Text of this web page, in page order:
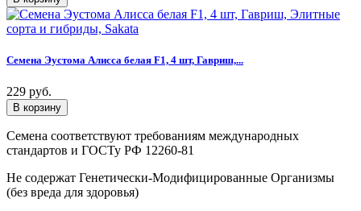
Семена Эустома Алисса белая F1, 4 шт, Гавриш,...
229 руб.
Семена соответствуют требованиям международных
стандартов и ГОСТу РФ 12260-81
Не содержат Генетически-Модифицированные Организмы
(без вреда для здоровья)